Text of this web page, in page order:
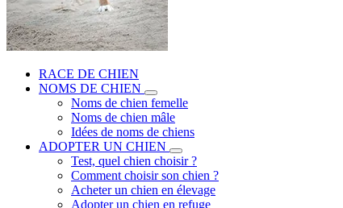
RACE DE CHIEN
NOMS DE CHIEN
Noms de chien femelle
Noms de chien mâle
Idées de noms de chiens
ADOPTER UN CHIEN
Test, quel chien choisir ?
Comment choisir son chien ?
Acheter un chien en élevage
Adopter un chien en refuge